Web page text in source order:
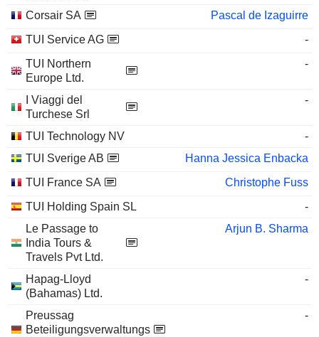
Corsair SA
Pascal de Izaguirre
TUI Service AG
-
TUI Northern
Europe Ltd.
-
I Viaggi del
Turchese Srl
-
TUI Technology NV
-
TUI Sverige AB
Hanna Jessica Enbacka
TUI France SA
Christophe Fuss
TUI Holding Spain SL
-
Le Passage to
India Tours &
Travels Pvt Ltd.
Arjun B. Sharma
Hapag-Lloyd
(Bahamas) Ltd.
-
Preussag
Beteiligungsverwaltungs
-